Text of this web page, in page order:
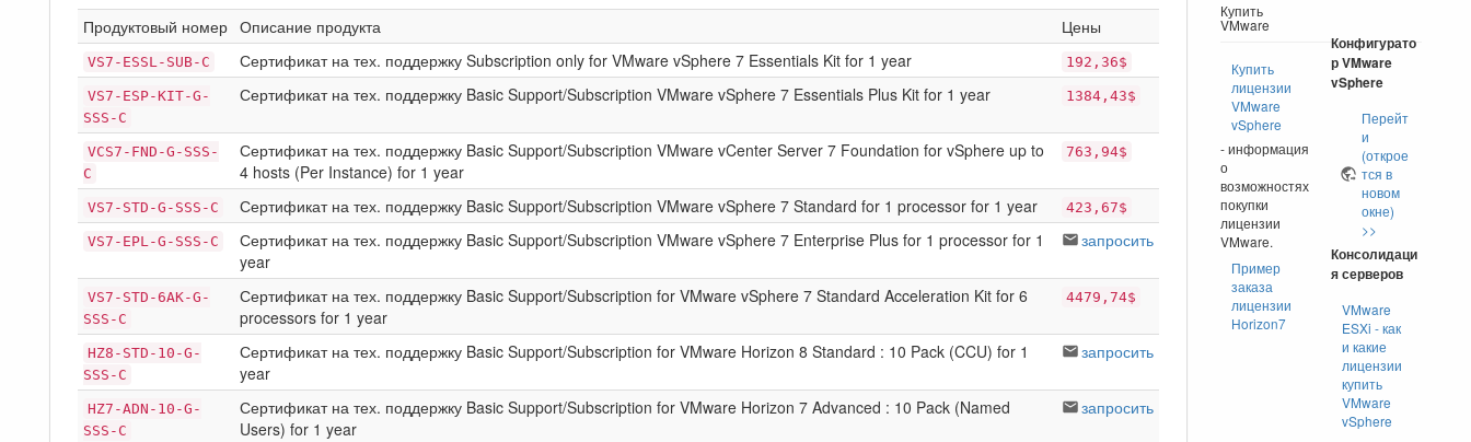
Продуктовый номер Описание продукта Цены
VS7-ESSL-SUB-C Сертификат на тех. поддержку Subscription only for VMware vSphere 7 Essentials Kit for 1 year 192,36$
VS7-ESP-KIT-G-
SSS-C
Сертификат на тех. поддержку Basic Support/Subscription VMware vSphere 7 Essentials Plus Kit for 1 year 1384,43$
VCS7-FND-G-SSS-
C
Сертификат на тех. поддержку Basic Support/Subscription VMware vCenter Server 7 Foundation for vSphere up to
4 hosts (Per Instance) for 1 year
763,94$
VS7-STD-G-SSS-C Сертификат на тех. поддержку Basic Support/Subscription VMware vSphere 7 Standard for 1 processor for 1 year 423,67$
VS7-EPL-G-SSS-C
Сертификат на тех. поддержку Basic Support/Subscription VMware vSphere 7 Enterprise Plus for 1 processor for 1
year
запросить
VS7-STD-6AK-G-
SSS-C
Сертификат на тех. поддержку Basic Support/Subscription for VMware vSphere 7 Standard Acceleration Kit for 6
processors for 1 year
4479,74$
HZ8-STD-10-G-
SSS-C
Сертификат на тех. поддержку Basic Support/Subscription for VMware Horizon 8 Standard : 10 Pack (CCU) for 1
year
запросить
HZ7-ADN-10-G-
SSS-C
Сертификат на тех. поддержку Basic Support/Subscription for VMware Horizon 7 Advanced : 10 Pack (Named
Users) for 1 year
запросить
Конфигурато
р VMware
vSphere
Перейт
и
(открое
тся в
новом
окне)
>>
Консолидаци
я серверов
VMware
ESXi - как
и какие
лицензии
купить
VMware
vSphere
Купить
VMware
Купить
лицензии
VMware
vSphere
- информация
о
возможностях
покупки
лицензии
VMware.
Пример
заказа
лицензии
Horizon7